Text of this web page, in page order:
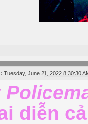
Tuesday, June 21, 2022 8:30:30
diễn